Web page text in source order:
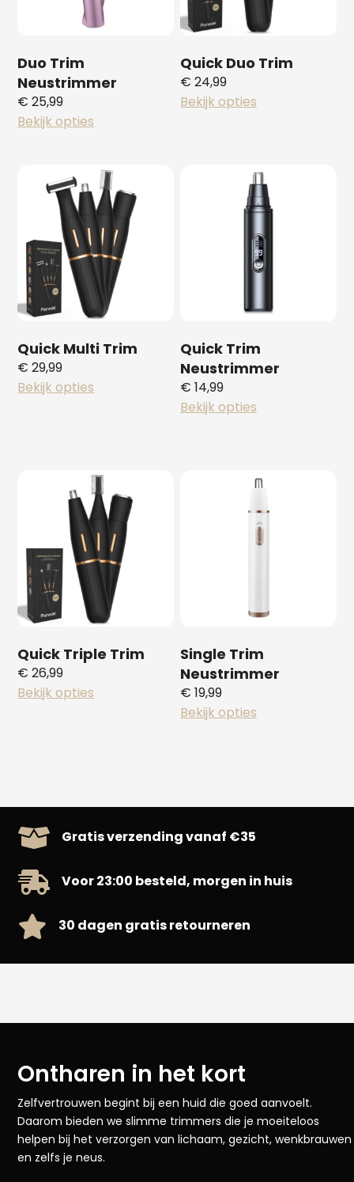
Duo Trim
Neustrimmer
€ 25,99
Bekijk opties
Quick Duo Trim
€ 24,99
Bekijk opties
Quick Multi Trim
€ 29,99
Bekijk opties
Quick Trim
Neustrimmer
€ 14,99
Bekijk opties
Quick Triple Trim
€ 26,99
Bekijk opties
Single Trim
Neustrimmer
€ 19,99
Bekijk opties
 Gratis verzending vanaf €35
 Voor 23:00 besteld, morgen in huis
 30 dagen gratis retourneren
Ontharen in het kort
Zelfvertrouwen begint bij een huid die goed aanvoelt.
Daarom bieden we slimme trimmers die je moeiteloos
helpen bij het verzorgen van lichaam, gezicht, wenkbrauwen
en zelfs je neus.
ORDER
Email